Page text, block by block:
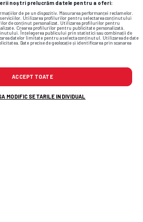
noștri prelucrăm datele pentru a oferi:
de pe un dispozitiv. Măsurarea performanței reclamelor.
serviciilor. Utilizarea profilurilor pentru selectarea conținutului
de conținut personalizat. Utilizarea profilurilor pentru
Crearea profilurilor pentru publicitate personalizată.
Înțelegerea publicului prin statistici sau combinații de
datelor limitate pentru a selecta conținutul. Utilizarea de date
Date precise de geolocație și identificarea prin scanarea
ACCEPT TOATE
MODIFIC SETARILE INDIVIDUAL